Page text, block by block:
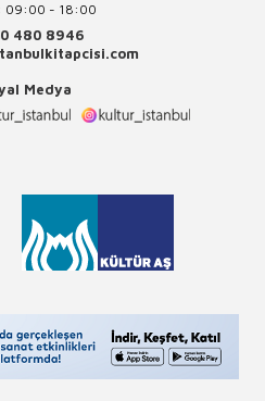
09:00 - 18:00
480 8946
Medya